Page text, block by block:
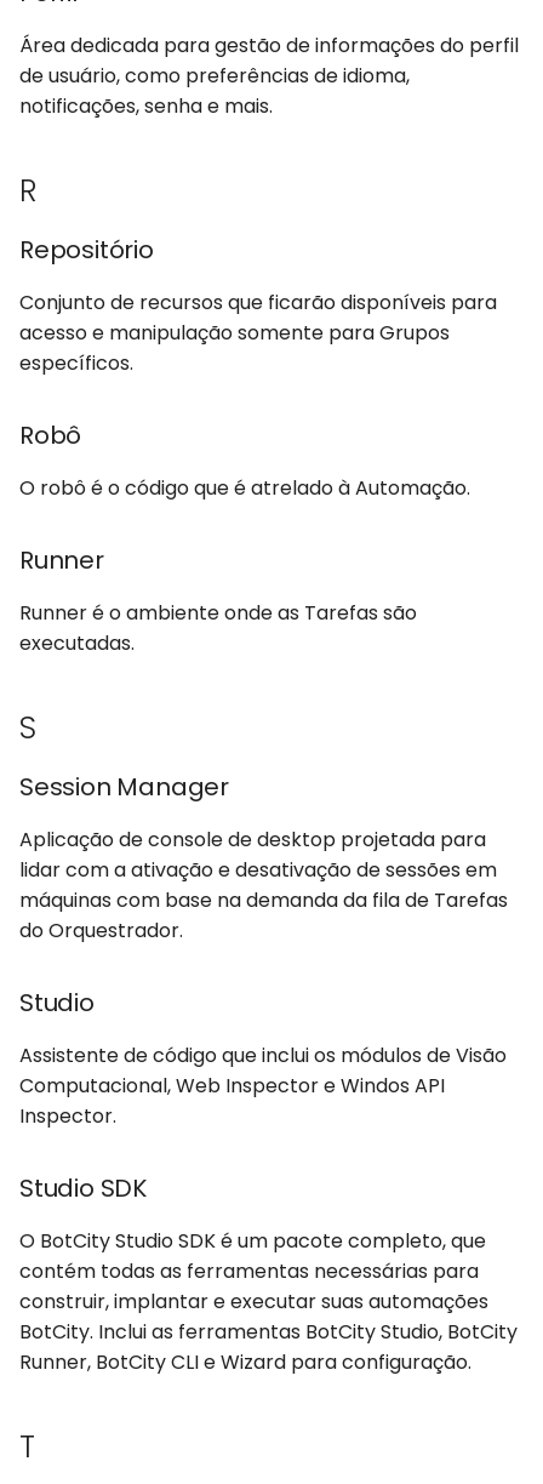
Área dedicada para gestão de informações do perfil
de usuário, como preferências de idioma,
notificações, senha e mais.
R
Repositório
Conjunto de recursos que ficarão disponíveis para
acesso e manipulação somente para Grupos
específicos.
Robô
O robô é o código que é atrelado à Automação.
Runner
Runner é o ambiente onde as Tarefas são
executadas.
S
Session Manager
Aplicação de console de desktop projetada para
lidar com a ativação e desativação de sessões em
máquinas com base na demanda da fila de Tarefas
do Orquestrador.
Studio
Assistente de código que inclui os módulos de Visão
Computacional, Web Inspector e Windos API
Inspector.
Studio SDK
O BotCity Studio SDK é um pacote completo, que
contém todas as ferramentas necessárias para
construir, implantar e executar suas automações
BotCity. Inclui as ferramentas BotCity Studio, BotCity
Runner, BotCity CLI e Wizard para configuração.
T